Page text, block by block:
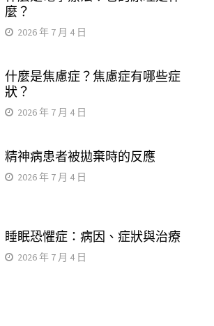
麼？
2026 年 7 月 4 日
什麼是焦慮症？焦慮症有哪些症
狀？
2026 年 7 月 4 日
精神病患者被拋棄時的反應
2026 年 7 月 4 日
睡眠恐懼症：病因、症狀與治療
2026 年 7 月 4 日